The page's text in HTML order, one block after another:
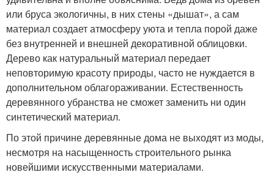
или бруса экологичны, в них стены «дышат», а сам
материал создает атмосферу уюта и тепла порой даже
без внутренней и внешней декоративной облицовки.
Дерево как натуральный материал передает
неповторимую красоту природы, часто не нуждается в
дополнительном облагораживании. Естественность
деревянного убранства не сможет заменить ни один
синтетический материал.
По этой причине деревянные дома не выходят из моды,
несмотря на насыщенность строительного рынка
новейшими искусственными материалами.